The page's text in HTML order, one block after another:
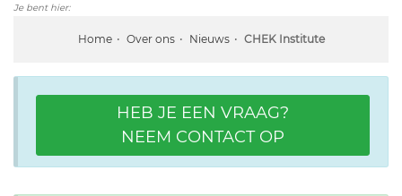
Je bent hier:
Home Over ons Nieuws CHEK Institute
HEB JE EEN VRAAG?
NEEM CONTACT OP